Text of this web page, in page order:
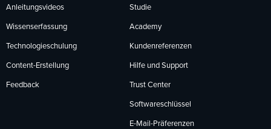
Anleitungsvideos
Wissenserfassung
Technologieschulung
Content-Erstellung
Feedback
Studie
Academy
Kundenreferenzen
Hilfe und Support
Trust Center
Softwareschlüssel
E-Mail-Präferenzen